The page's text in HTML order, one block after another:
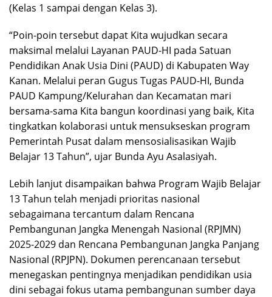
(Kelas 1 sampai dengan Kelas 3).
“Poin-poin tersebut dapat Kita wujudkan secara
maksimal melalui Layanan PAUD-HI pada Satuan
Pendidikan Anak Usia Dini (PAUD) di Kabupaten Way
Kanan. Melalui peran Gugus Tugas PAUD-HI, Bunda
PAUD Kampung/Kelurahan dan Kecamatan mari
bersama-sama Kita bangun koordinasi yang baik, Kita
tingkatkan kolaborasi untuk mensukseskan program
Pemerintah Pusat dalam mensosialisasikan Wajib
Belajar 13 Tahun”, ujar Bunda Ayu Asalasiyah.
Lebih lanjut disampaikan bahwa Program Wajib Belajar
13 Tahun telah menjadi prioritas nasional
sebagaimana tercantum dalam Rencana
Pembangunan Jangka Menengah Nasional (RPJMN)
2025-2029 dan Rencana Pembangunan Jangka Panjang
Nasional (RPJPN). Dokumen perencanaan tersebut
menegaskan pentingnya menjadikan pendidikan usia
dini sebagai fokus utama pembangunan sumber daya